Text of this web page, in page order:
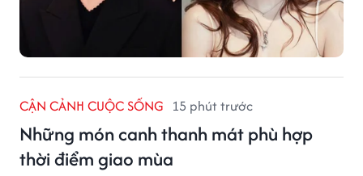
CẬN CẢNH CUỘC SỐNG 15 phút trước
Những món canh thanh mát phù hợp
thời điểm giao mùa